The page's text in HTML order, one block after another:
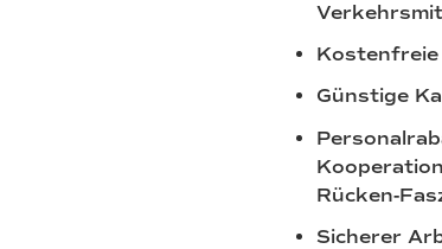
Günstige
Rücken-
Sicherer